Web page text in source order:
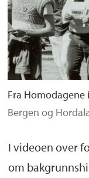
Fra Homodagene
Bergen og
I videoen over
om